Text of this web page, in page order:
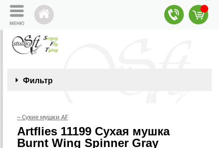
Фильтр
~ Сухие мушки AF
Artflies 11199 Сухая мушка
Burnt Wing Spinner Gray